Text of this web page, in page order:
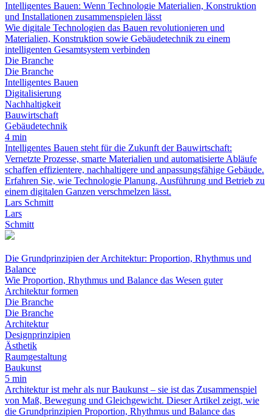
Intelligentes Bauen: Wenn Technologie Materialien, Konstruktion
und Installationen zusammenspielen lässt
Wie digitale Technologien das Bauen revolutionieren und
Materialien, Konstruktion sowie Gebäudetechnik zu einem
intelligenten Gesamtsystem verbinden
Die Branche
Die Branche
Intelligentes Bauen
Digitalisierung
Nachhaltigkeit
Bauwirtschaft
Gebäudetechnik
4 min
Intelligentes Bauen steht für die Zukunft der Bauwirtschaft:
Vernetzte Prozesse, smarte Materialien und automatisierte Abläufe
schaffen effizientere, nachhaltigere und anpassungsfähige Gebäude.
Erfahren Sie, wie Technologie Planung, Ausführung und Betrieb zu
einem digitalen Ganzen verschmelzen lässt.
Lars Schmitt
Lars
Schmitt
Die Grundprinzipien der Architektur: Proportion, Rhythmus und
Balance
Wie Proportion, Rhythmus und Balance das Wesen guter
Architektur formen
Die Branche
Die Branche
Architektur
Designprinzipien
Ästhetik
Raumgestaltung
Baukunst
5 min
Architektur ist mehr als nur Baukunst – sie ist das Zusammenspiel
von Maß, Bewegung und Gleichgewicht. Dieser Artikel zeigt, wie
die Grundprinzipien Proportion, Rhythmus und Balance das